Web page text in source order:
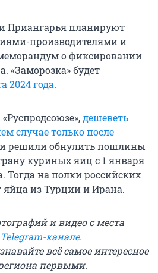
Приангарья планируют
производителями и
о фиксировании
«Заморозка» будет
2024 года.
дешеветь
случае только после
решили обнулить пошлины
куриных яиц с 1 января
Тогда на полки российских
яйца из Турции и Ирана.
и видео с места
канале.
всё самое интересное
первыми.